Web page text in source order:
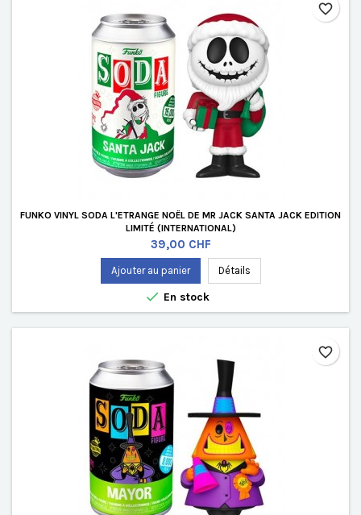
FUNKO VINYL SODA L'ETRANGE NOËL DE MR JACK SANTA JACK EDITION
LIMITÉ (INTERNATIONAL)
Prix
39,00 CHF
Ajouter au panier Détails
 En stock
favorite_border
favorite_border